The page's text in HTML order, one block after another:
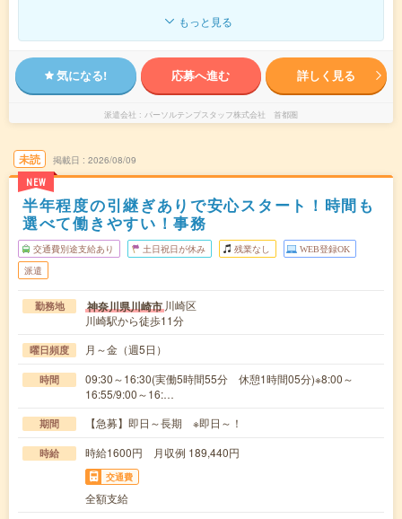
もっと見る
気になる! 応募へ進む 詳しく見る
派遣会社 パーソルテンプスタッフ株式会社 首都圏
未読
NEW
掲載日 2026/08/09
半年程度の引継ぎありで安心スタート！時間も
選べて働きやすい！事務
交通費別途支給あり 土日祝日が休み 残業なし WEB登録OK
派遣
勤務地 神奈川県川崎市 川崎区
川崎駅から徒歩11分
曜日頻度 月～金（週5日）
時間
09:30～16:30(実働5時間55分 休憩1時間05分)※8:00～
16:55/9:00～16:…
期間 【急募】即日～長期 ※即日～！
時給 時給1600円 月収例 189,440円
交通費
全額支給